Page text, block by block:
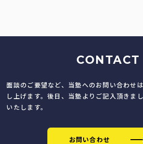
CONTACT
面談のご要望など、当塾へのお問い合わせ
し上げます。後日、当塾よりご記入頂きま
いたします。
お問い合わせ